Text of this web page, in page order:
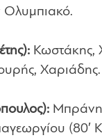
Ολυμπιακό.
Κωστάκης,
Χαριάδης.
(80′